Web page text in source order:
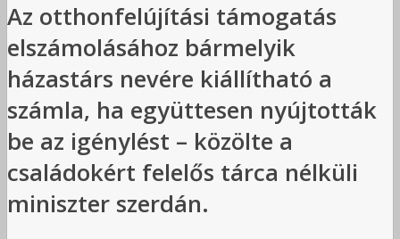
Az otthonfelújítási támogatás
elszámolásához bármelyik
házastárs nevére kiállítható a
számla, ha együttesen nyújtották
be az igénylést – közölte a
családokért felelős tárca nélküli
miniszter szerdán.